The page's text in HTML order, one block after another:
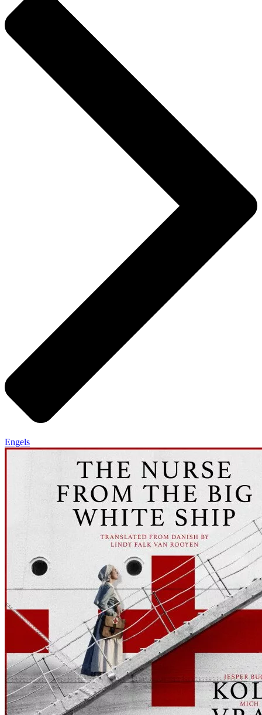
Engels